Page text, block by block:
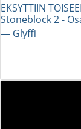
EKSYTTIIN
Stoneblock 2 -
― Glyffi